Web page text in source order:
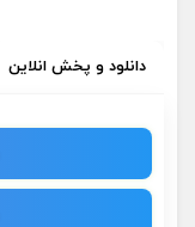
دانلود و پخش انلاین